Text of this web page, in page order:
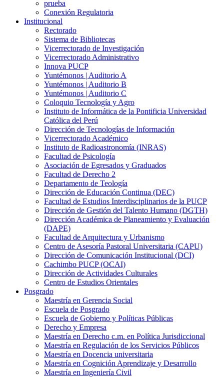
prueba
Conexión Regulatoria
Institucional
Rectorado
Sistema de Bibliotecas
Vicerrectorado de Investigación
Vicerrectorado Administrativo
Innova PUCP
Yuntémonos | Auditorio A
Yuntémonos | Auditorio B
Yuntémonos | Auditorio C
Coloquio Tecnología y Agro
Instituto de Informática de la Pontificia Universidad
Católica del Perú
Dirección de Tecnologías de Información
Vicerrectorado Académico
Instituto de Radioastronomía (INRAS)
Facultad de Psicología
Asociación de Egresados y Graduados
Facultad de Derecho 2
Departamento de Teología
Dirección de Educación Continua (DEC)
Facultad de Estudios Interdisciplinarios de la PUCP
Dirección de Gestión del Talento Humano (DGTH)
Dirección Académica de Planeamiento y Evaluación
(DAPE)
Facultad de Arquitectura y Urbanismo
Centro de Asesoría Pastoral Universitaria (CAPU)
Dirección de Comunicación Institucional (DCI)
Cachimbo PUCP (OCAI)
Dirección de Actividades Culturales
Centro de Estudios Orientales
Posgrado
Maestría en Gerencia Social
Escuela de Posgrado
Escuela de Gobierno y Políticas Públicas
Derecho y Empresa
Maestría en Derecho c.m. en Política Jurisdiccional
Maestría en Regulación de los Servicios Públicos
Maestría en Docencia universitaria
Maestría en Cognición Aprendizaje y Desarrollo
Maestría en Ingeniería Civil